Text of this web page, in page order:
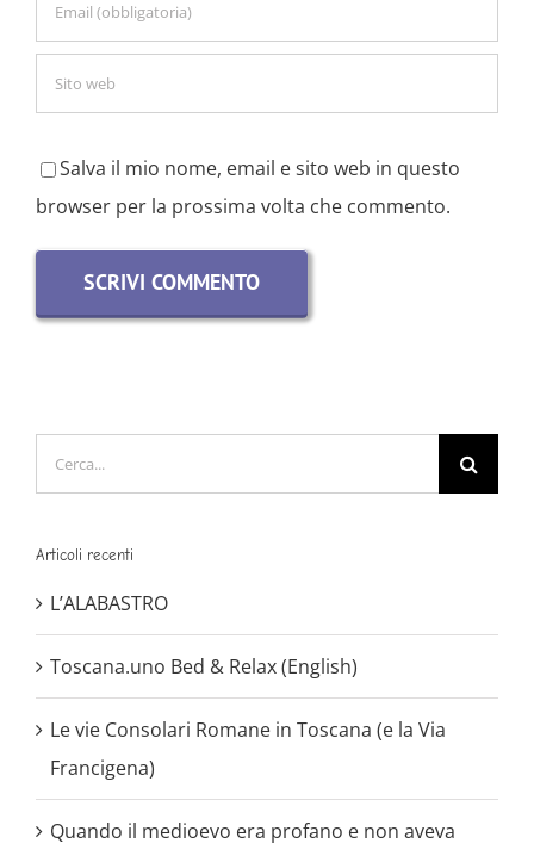
Salva il mio nome, email e sito web in questo
browser per la prossima volta che commento.
per:
Articoli recenti
L’ALABASTRO
Toscana.uno Bed & Relax (English)
Le vie Consolari Romane in Toscana (e la Via
Francigena)
Quando il medioevo era profano e non aveva